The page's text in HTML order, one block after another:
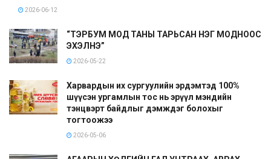
2026-06-12
“ТЭРБУМ МОД ТАНЫ ТАРЬСАН НЭГ МОДНООС
ЭХЭЛНЭ”
2026-05-22
Харвардын их сургуулийн эрдэмтэд 100%
шүүсэн ургамлын тос нь эрүүл мэндийн
тэнцвэрт байдлыг дэмждэг болохыг
тогтоожээ
2026-05-06